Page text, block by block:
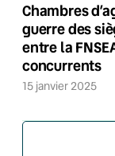
Chambres
guerre des
entre la
concurrents
15 janvier 2025